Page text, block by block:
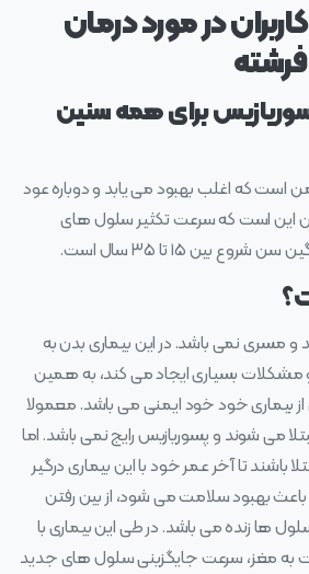
در مورد درمان
برای همه سنین
است که اغلب بهبود می یابد و دوباره عود
این است که سرعت تکثیر سلول‌ های
بین ۱۵ تا ۳۵ سال است.
و مسری نمی باشد. در این بیماری بدن به
بسیاری ایجاد می کند، به همین
بیماری خود خود ایمنی می باشد. معمولا
می شوند و پسوریازیس رایج نمی باشد. اما
باشند تا آخر عمر خود با این بیماری درگیر
بهبود سلامت می شود، از بین رفتن
ها زنده می باشد. در طی این بیماری با
به مغز، سرعت جایگزینی سلول های جدید